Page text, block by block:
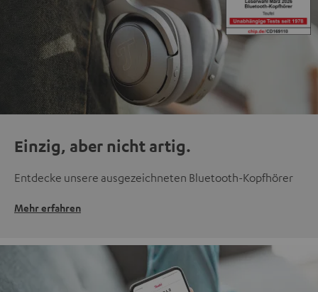
Einzig, aber nicht artig.
Entdecke unsere ausgezeichneten Bluetooth-Kopfhörer
Mehr erfahren